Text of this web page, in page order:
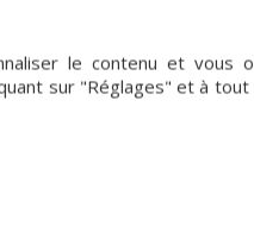
le contenu et vous
sur "Réglages" et à